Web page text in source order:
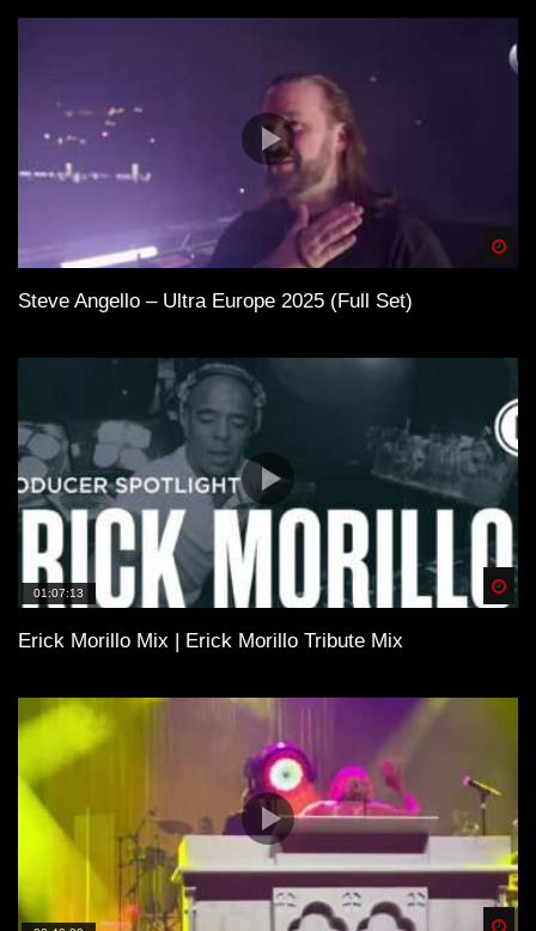
Steve Angello – Ultra Europe 2025 (Full Set)
01:07:13
Erick Morillo Mix | Erick Morillo Tribute Mix